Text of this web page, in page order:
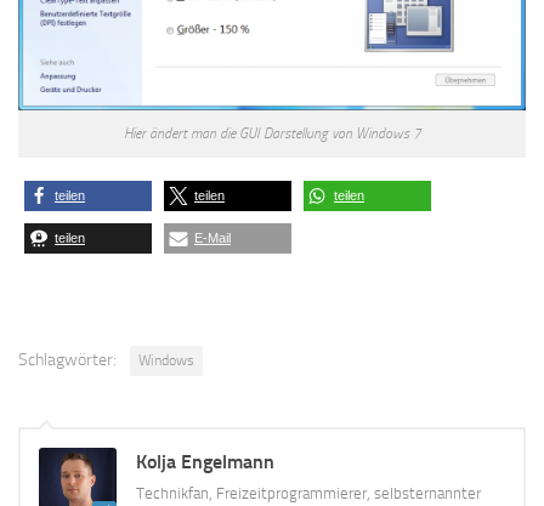
Hier ändert man die GUI Darstellung von Windows 7
teilen teilen teilen
teilen E-Mail
Schlagwörter: Windows
Kolja Engelmann
Technikfan, Freizeitprogrammierer, selbsternannter